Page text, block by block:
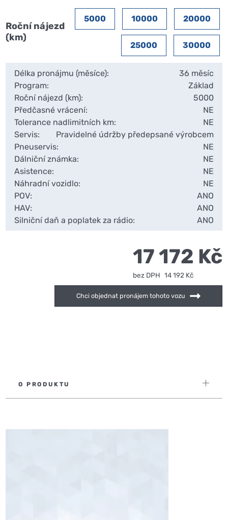
Roční nájezd
(km)
5000 10000 20000
25000 30000
Délka pronájmu (měsíce):
36 měsíc
Program:
Základ
Roční nájezd (km):
5000
Předčasné vrácení:
NE
Tolerance nadlimitních km:
NE
Servis:
Pravidelné údržby předepsané výrobcem
Pneuservis:
NE
Dálniční známka:
NE
Asistence:
NE
Náhradní vozidlo:
NE
POV:
ANO
HAV:
ANO
Silniční daň a poplatek za rádio:
ANO
17 172 Kč
bez DPH 14 192 Kč
Chci objednat pronájem tohoto vozu
O PRODUKTU